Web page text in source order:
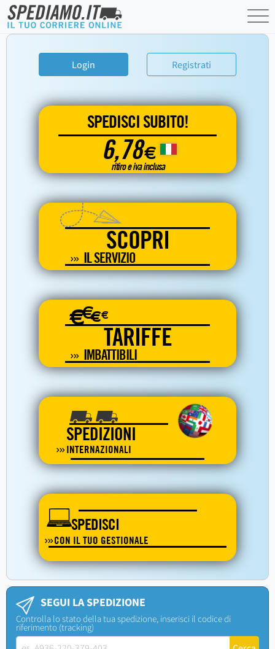
Login Registrati
SPEDISCI SUBITO!
6,78€
ritiro e iva inclusa
SCOPRI
IL SERVIZIO
€€€€
TARIFFE
IMBATTIBILI
SPEDIZIONI
INTERNAZIONALI
SPEDISCI
CON IL TUO GESTIONALE
SEGUI LA SPEDIZIONE
Controlla lo stato della tua spedizione, inserisci il codice di
riferimento (tracking)